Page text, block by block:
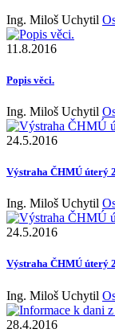
Ing. Miloš Uchytil
11.8.2016
Popis věci.
Ing. Miloš Uchytil
24.5.2016
Výstraha ČHMÚ úterý
Ing. Miloš Uchytil
24.5.2016
Výstraha ČHMÚ úterý
Ing. Miloš Uchytil
28.4.2016